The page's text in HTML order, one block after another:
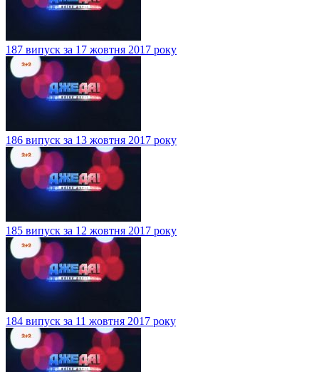
187 випуск за 17 жовтня 2017 року
186 випуск за 13 жовтня 2017 року
185 випуск за 12 жовтня 2017 року
184 випуск за 11 жовтня 2017 року